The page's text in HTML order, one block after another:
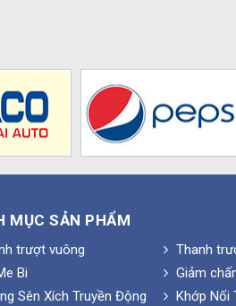
MỤC SẢN PHẨM
trượt vuông
Thanh
Bi
Giảm
Sên Xích Truyền Động
Khớp Nối